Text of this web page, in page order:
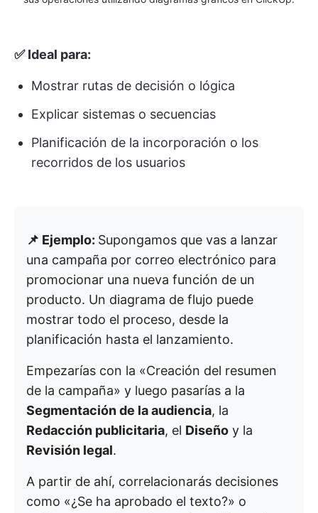
✅ Ideal para:
Mostrar rutas de decisión o lógica
Explicar sistemas o secuencias
Planificación de la incorporación o los
recorridos de los usuarios
📌 Ejemplo: Supongamos que vas a lanzar
una campaña por correo electrónico para
promocionar una nueva función de un
producto. Un diagrama de flujo puede
mostrar todo el proceso, desde la
planificación hasta el lanzamiento.
Empezarías con la «Creación del resumen
de la campaña» y luego pasarías a la
Segmentación de la audiencia, la
Redacción publicitaria, el Diseño y la
Revisión legal.
A partir de ahí, correlacionarás decisiones
como «¿Se ha aprobado el texto?» o